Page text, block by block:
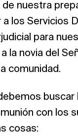
nuestra
los Servicios
para
la novia del
comunidad.
buscar
con los
cosas: